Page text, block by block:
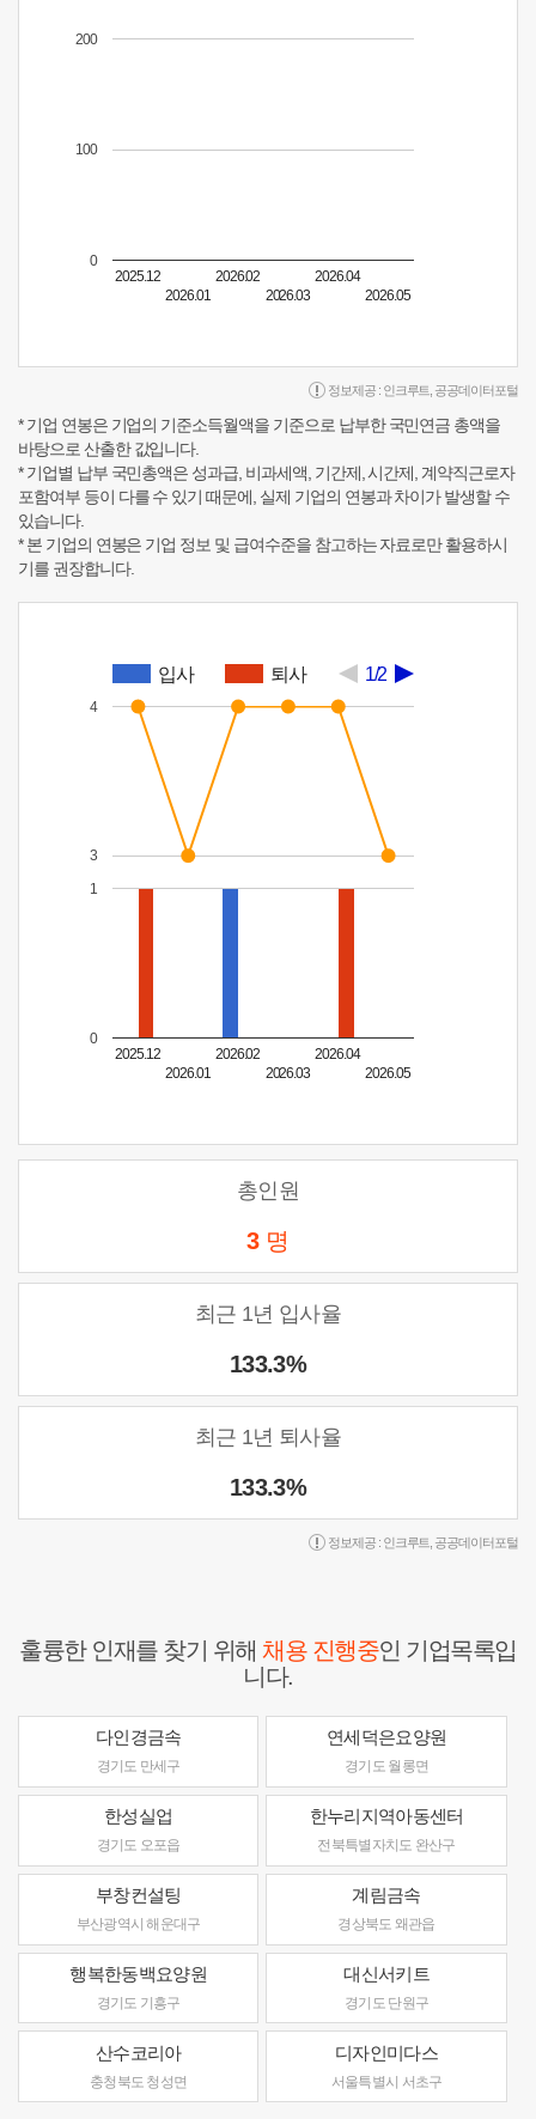
2025.12
2026.01
2026.02
2026.03
2026.04
2026.05
0
100
200
정보제공 : 인크루트 공공데이터포털
* 기업 연봉은 기업의 기준소득월액을 기준으로 납부한 국민연금 총액을
바탕으로 산출한 값입니다.
* 기업별 납부 국민총액은 성과급, 비과세액, 기간제, 시간제, 계약직근로자
포함여부 등이 다를 수 있기 때문에, 실제 기업의 연봉과 차이가 발생할 수
있습니다.
* 본 기업의 연봉은 기업 정보 및 급여수준을 참고하는 자료로만 활용하시
기를 권장합니다.
입사 퇴사 1/2
2025.12
2026.01
2026.02
2026.03
2026.04
2026.05
0
1
3
4
총인원
3 명
최근 1년 입사율
133.3%
최근 1년 퇴사율
133.3%
정보제공 : 인크루트 공공데이터포털
훌륭한 인재를 찾기 위해채용 진행중인 기업목록입
니다.
다인경금속
경기도 만세구
연세덕은요양원
경기도 월롱면
한성실업
경기도 오포읍
한누리지역아동센터
전북특별자치도 완산구
부창컨설팅
부산광역시 해운대구
계림금속
경상북도 왜관읍
행복한동백요양원
경기도 기흥구
대신서키트
경기도 단원구
산수코리아
충청북도 청성면
디자인미다스
서울특별시 서초구